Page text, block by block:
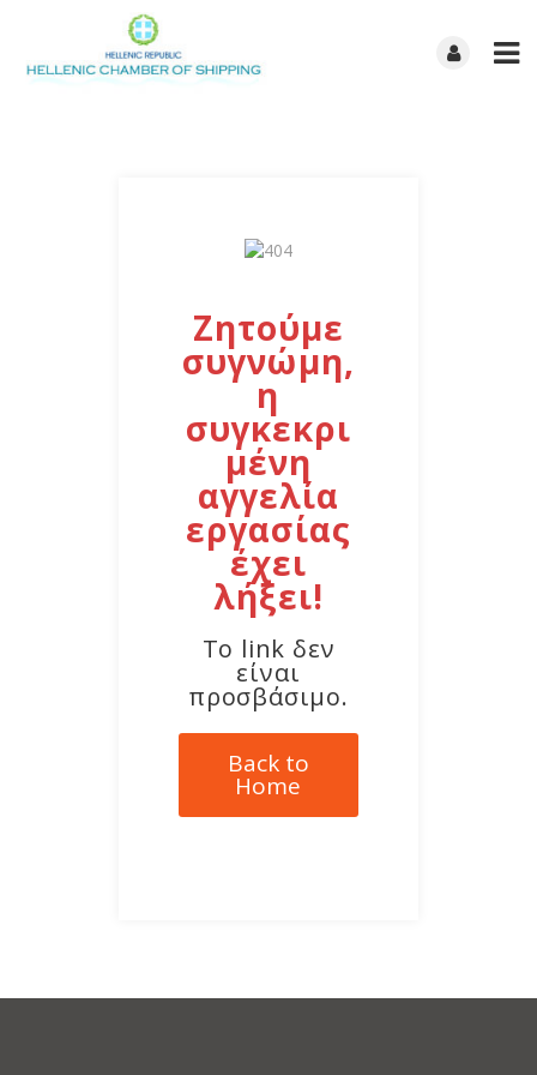
Ζητούμε
συγνώμη,
η
συγκεκρι
μένη
αγγελία
εργασίας
έχει
λήξει!
Το link δεν
είναι
προσβάσιμο.
Back to
Home